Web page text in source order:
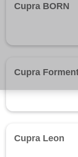
Cupra BORN
Cupra
Cupra Leon